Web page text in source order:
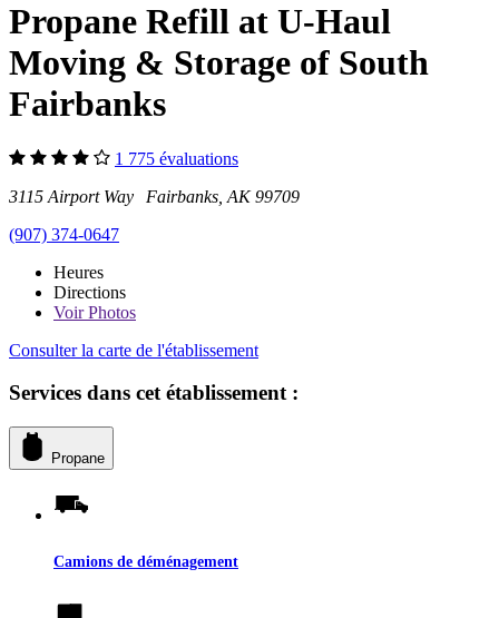
Propane Refill at U-Haul
Moving & Storage of South
Fairbanks
1 775 évaluations
3115 Airport Way Fairbanks, AK 99709
(907) 374-0647
Heures
Directions
VoirPhotos
Consulter la carte de l'établissement
Services dans cet établissement :
Propane
Camions de déménagement